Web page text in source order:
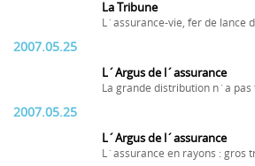
La Tribune
L´assurance-vie, fer de lance
2007.05.25
L´Argus de l´assurance
La grande distribution n´a
2007.05.25
L´Argus de l´assurance
L´assurance en rayons : gros